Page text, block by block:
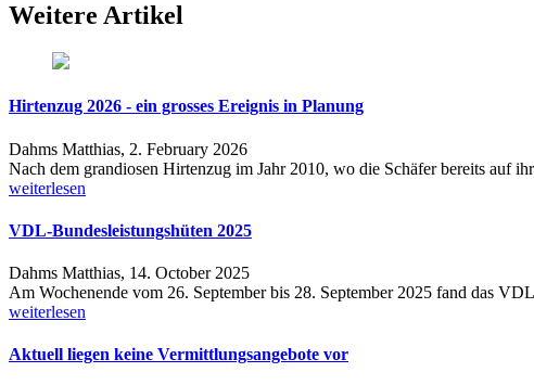
Weitere Artikel
Hirtenzug 2026 - ein grosses Ereignis in Planung
Dahms Matthias, 2. February 2026
Nach dem grandiosen Hirtenzug im Jahr 2010, wo die Schäfer bereits auf
weiterlesen
VDL-Bundesleistungshüten 2025
Dahms Matthias, 14. October 2025
Am Wochenende vom 26. September bis 28. September 2025 fand das
weiterlesen
Aktuell liegen keine Vermittlungsangebote vor